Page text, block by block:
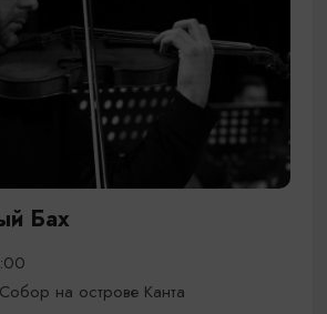
Бах
на острове Канта